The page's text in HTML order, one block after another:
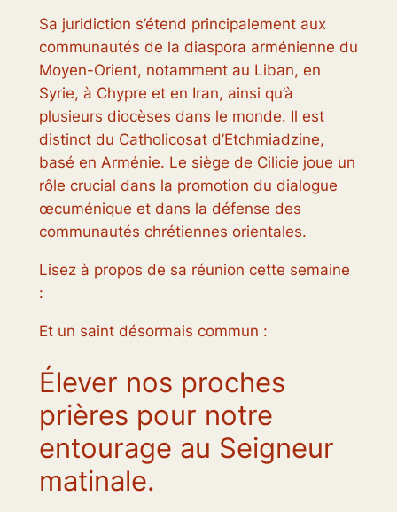
Sa juridiction s’étend principalement aux
communautés de la diaspora arménienne du
Moyen-Orient, notamment au Liban, en
Syrie, à Chypre et en Iran, ainsi qu’à
plusieurs diocèses dans le monde. Il est
distinct du Catholicosat d’Etchmiadzine,
basé en Arménie. Le siège de Cilicie joue un
rôle crucial dans la promotion du dialogue
œcuménique et dans la défense des
communautés chrétiennes orientales.
Lisez à propos de sa réunion cette semaine
:
Et un saint désormais commun :
Élever nos proches
prières pour notre
entourage au Seigneur
matinale.